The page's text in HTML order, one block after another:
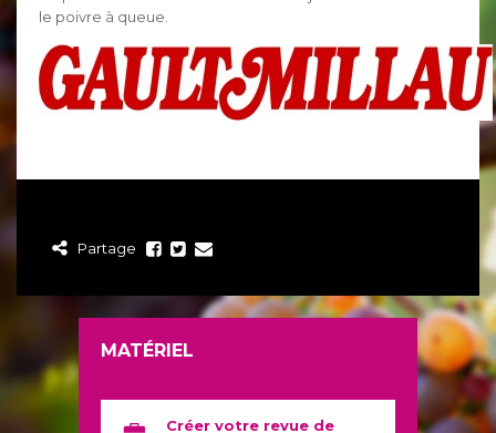
le poivre à queue.
Partage
MATÉRIEL
Créer votre revue de